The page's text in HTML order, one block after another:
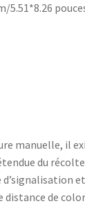
5.51*8.26
manuelle, il
du
distance de